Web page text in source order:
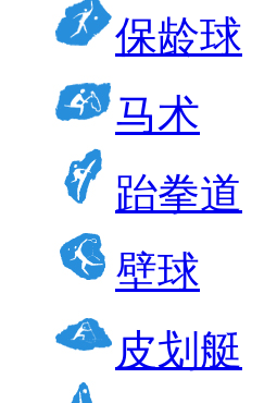
保龄球
马术
跆拳道
壁球
皮划艇